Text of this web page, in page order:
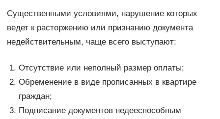
Существенными условиями, нарушение которых
ведет к расторжению или признанию документа
недействительным, чаще всего выступают:
Отсутствие или неполный размер оплаты;
Обременение в виде прописанных в квартире
граждан;
Подписание документов недееспособным